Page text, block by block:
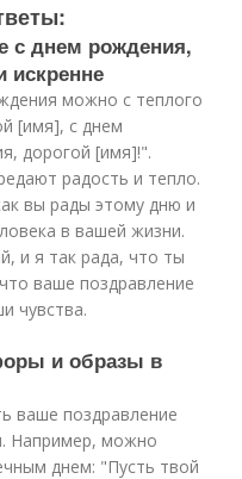
с днем рождения,
искренне
можно с теплого
[имя], с днем
дорогой [имя]!".
радость и тепло.
вы рады этому дню и
в вашей жизни.
и я так рада, что ты
ваше поздравление
чувства.
и образы в
ваше поздравление
Например, можно
днем: "Пусть твой